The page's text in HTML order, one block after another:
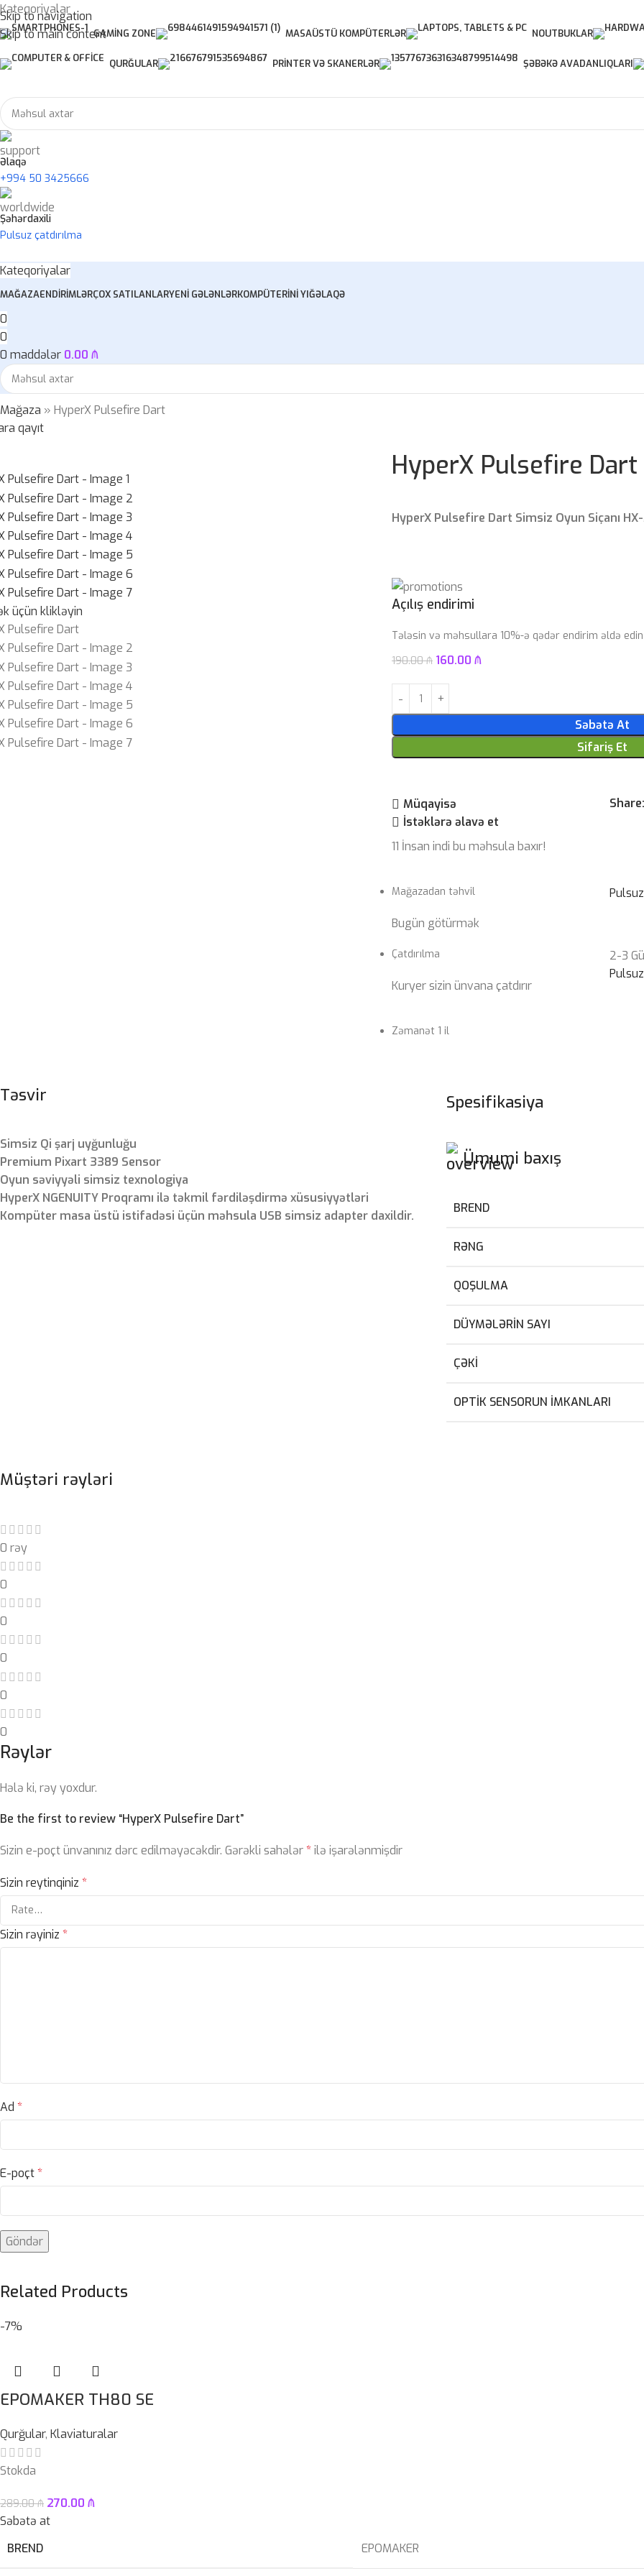
Skip to navigation
Skip to main content
Kateqoriyalar
GAMING ZONE MASAÜSTÜ KOMPÜTERLƏR NOUTBUKLAR
QURĞULAR PRINTER VƏ SKANERLƏR ŞƏBƏKƏ AVADANLIQLARI
Əlaqə
+994 50 3425666
Şəhərdaxili
Pulsuz çatdırılma
Kateqoriyalar
MAĞAZAENDIRIMLƏRÇOX SATILANLARYENI GƏLƏNLƏRKOMPÜTERINI YIĞƏLAQƏ
0
0
0 maddələr 0.00 ₼
Mağaza »HyperX Pulsefire Dart
qayıt
üçün klikləyin
HyperX Pulsefire Dart
HyperX Pulsefire Dart Simsiz Oyun Siçanı
Açılış endirimi
Tələsin və məhsullara 10%-ə qədər endirim əldə edin
190.00₼ 160.00₼
Səbətə At
Sifariş Et
Müqayisə
İstəklərə əlavə et
Share:
11 İnsan indi bu məhsula baxır!
Mağazadan təhvil
Bugün götürmək
Pulsuz
Çatdırılma
Kuryer sizin ünvana çatdırır
2-3
Pulsuz
Zəmanət 1 il
Təsvir
Simsiz Qi şarj uyğunluğu
Premium Pixart 3389 Sensor
Oyun səviyyəli simsiz texnologiya
HyperX NGENUITY Proqramı ilə təkmil fərdiləşdirmə xüsusiyyətləri
Kompüter masa üstü istifadəsi üçün məhsula USB simsiz adapter daxildir.
Spesifikasiya
Ümumi baxış
BREND
RƏNG
QOŞULMA
DÜYMƏLƏRIN SAYI
ÇƏKI
OPTIK SENSORUN IMKANLARI
Müştəri rəyləri
0 rəy
0
0
0
0
0
Rəylər
Hələ ki, rəy yoxdur.
Be the first to review “HyperX Pulsefire Dart”
Sizin e-poçt ünvanınız dərc edilməyəcəkdir. Gərəkli sahələr*ilə işarələnmişdir
Sizin reytinqiniz *
Sizin rəyiniz *
Ad *
E-poçt*
Related Products
-7%
EPOMAKER TH80 SE
Qurğular, Klaviaturalar
Stokda
289.00₼ 270.00 ₼
Səbətə at
BREND
EPOMAKER